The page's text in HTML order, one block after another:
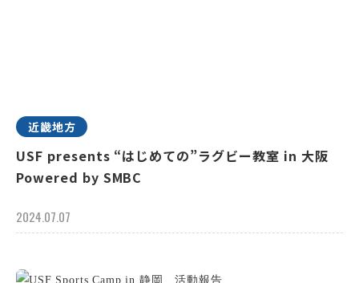
近畿地方
USF presents “はじめての”ラグビー教室 in 大阪
Powered by SMBC
2024.07.07